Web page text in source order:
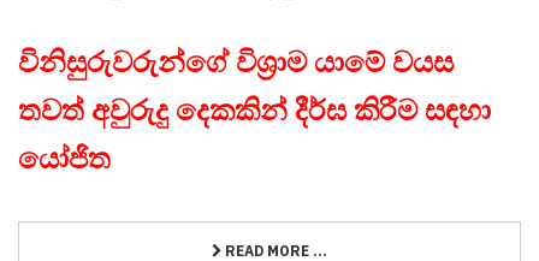
විනිසුරුවරුන්ගේ විශ්‍රාම යාමේ වයස
තවත් අවුරුදු දෙකකින් දීර්ඝ කිරීම සඳහා
යෝජිත
READ MORE ...